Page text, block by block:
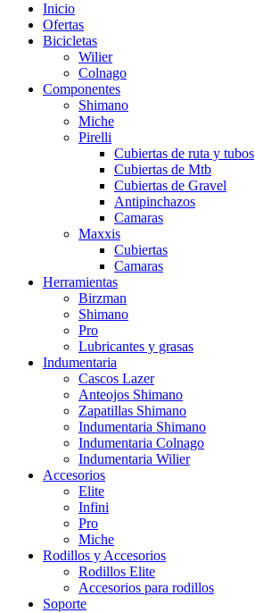
Inicio
Ofertas
Bicicletas
Wilier
Colnago
Componentes
Shimano
Miche
Pirelli
Cubiertas de ruta y tubos
Cubiertas de Mtb
Cubiertas de Gravel
Antipinchazos
Camaras
Maxxis
Cubiertas
Camaras
Herramientas
Birzman
Shimano
Pro
Lubricantes y grasas
Indumentaria
Cascos Lazer
Anteojos Shimano
Zapatillas Shimano
Indumentaria Shimano
Indumentaria Colnago
Indumentaria Wilier
Accesorios
Elite
Infini
Pro
Miche
Rodillos y Accesorios
Rodillos Elite
Accesorios para rodillos
Soporte